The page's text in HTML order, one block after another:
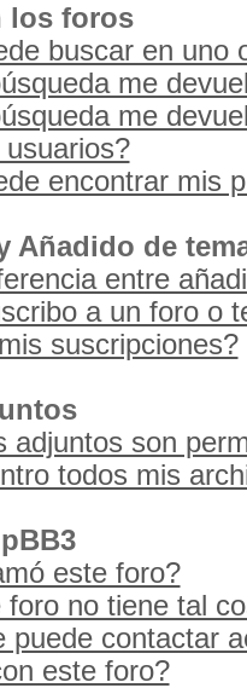
los foros
buscar en uno
me
me
encontrar mis
Añadido de
entre
a un foro o
suscripciones?
adjuntos son
todos mis
este foro?
no tiene tal
puede contactar
este foro?